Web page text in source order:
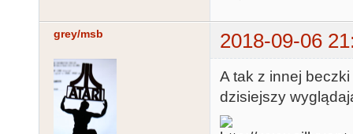
grey/msb 2018-09-06
A tak z innej
dzisiejszy